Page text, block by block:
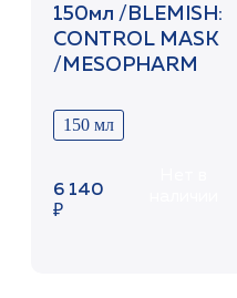
150мл /BLEMISH:
CONTROL MASK
/MESOPHARM
150 мл
6 140
₽